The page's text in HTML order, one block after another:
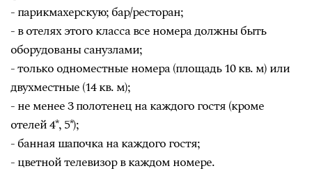
- парикмахерскую; бар/ресторан;
- в отелях этого класса все номера должны быть
оборудованы санузлами;
- только одноместные номера (площадь 10 кв. м) или
двухместные (14 кв. м);
- не менее 3 полотенец на каждого гостя (кроме
отелей 4*, 5*);
- банная шапочка на каждого гостя;
- цветной телевизор в каждом номере.